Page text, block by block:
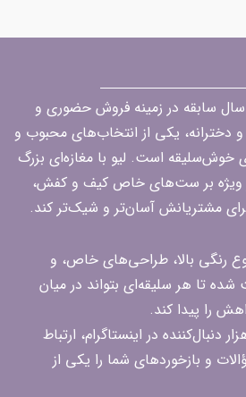
فروشگاه لیو با بیش از ۶ سال سابقه در زمینه فروش حضوری و
دخترانه، یکی از انتخاب‌های محبوب و
خوش‌سلیقه است. لیو با مغازه‌ای بزرگ
ویژه بر ست‌های خاص کیف و کفش،
مشتریانش آسان‌تر و شیک‌تر کند.
رنگی بالا، طراحی‌های خاص، و
تا هر سلیقه‌ای بتواند در میان
را پیدا کند.
با بیش از ۸۵۰ هزار دنبال‌کننده در اینستاگرام، ارتباط
و بازخوردهای شما را یکی از